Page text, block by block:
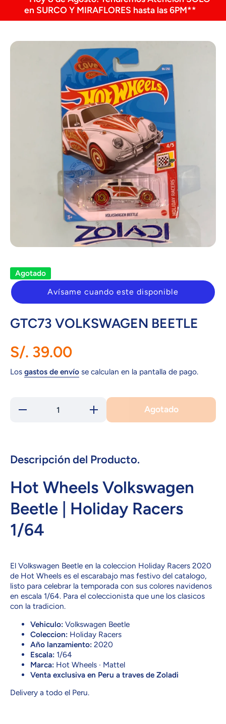
en SURCO Y MIRAFLORES hasta las 6PM**
Ir directamente a la información del producto
Agotado
Avísame cuando este disponible
GTC73 VOLKSWAGEN BEETLE
S/. 39.00
Los gastos de envío se calculan en la pantalla de pago.
cantidad para
Aumentar
cantidad para
GTC73
Agotado
Descripción del Producto.
Hot Wheels Volkswagen
Beetle | Holiday Racers
1/64
El Volkswagen Beetle en la coleccion Holiday Racers 2020
de Hot Wheels es el escarabajo mas festivo del catalogo,
listo para celebrar la temporada con sus colores navidenos
en escala 1/64. Para el coleccionista que une los clasicos
con la tradicion.
Vehiculo: Volkswagen Beetle
Coleccion: Holiday Racers
Año lanzamiento: 2020
Escala: 1/64
Marca: Hot Wheels · Mattel
Venta exclusiva en Peru a traves de Zoladi
Delivery a todo el Peru.